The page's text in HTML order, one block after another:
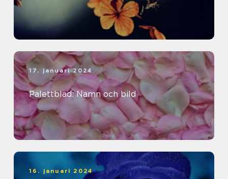
17. januari 2024
Palettblad: Namn och bild
16. januari 2024